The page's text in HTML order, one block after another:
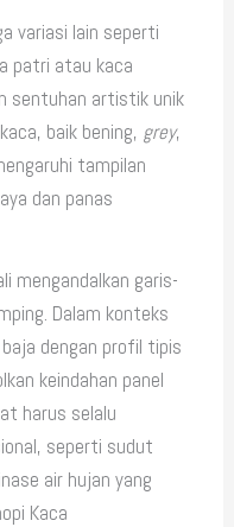
variasi lain seperti
patri atau kaca
sentuhan artistik unik
baik bening, grey,
tampilan
dan panas
mengandalkan garis-
Dalam konteks
dengan profil tipis
keindahan panel
harus selalu
seperti sudut
air hujan yang
Kaca